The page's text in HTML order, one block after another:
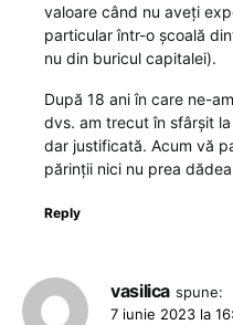
valoare când nu aveți
particular într-o școală
nu din buricul capitalei).
După 18 ani în care ne-
dvs. am trecut în sfârșit
dar justificată. Acum vă
părinții nici nu prea
Reply
vasilica spune:
7 iunie 2023 la